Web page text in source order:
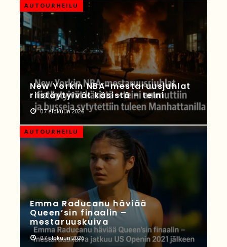
AUTOURHEILU
New Yorkin NBA-mestaruusjuhlat
riistäytyivät käsistä – teini
07 elokuun 2026
AUTOURHEILU
Emma Raducanu häviää
Queen’sin finaalin –
mestaruuskuiva
07 elokuun 2026